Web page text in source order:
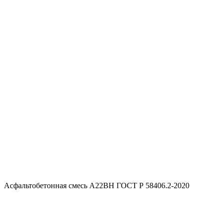
Асфальтобетонная смесь А22ВН ГОСТ Р 58406.2-2020